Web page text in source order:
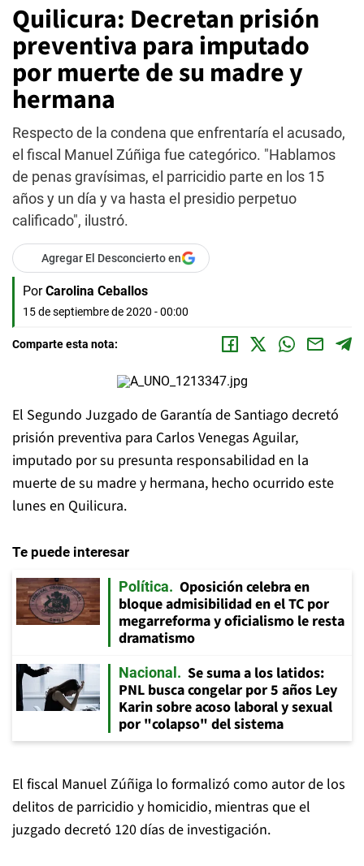
Quilicura: Decretan prisión
preventiva para imputado
por muerte de su madre y
hermana
Respecto de la condena que enfrentaría el acusado,
el fiscal Manuel Zúñiga fue categórico. "Hablamos
de penas gravísimas, el parricidio parte en los 15
años y un día y va hasta el presidio perpetuo
calificado", ilustró.
Agregar El Desconcierto en
Por Carolina Ceballos
15 de septiembre de 2020 - 00:00
Comparte esta nota:
El Segundo Juzgado de Garantía de Santiago decretó
prisión preventiva para Carlos Venegas Aguilar,
imputado por su presunta responsabilidad en la
muerte de su madre y hermana, hecho ocurrido este
lunes en Quilicura.
Te puede interesar
Política
Oposición celebra en
bloque admisibilidad en el TC por
megarreforma y oficialismo le resta
dramatismo
Nacional
Se suma a los latidos:
PNL busca congelar por 5 años Ley
Karin sobre acoso laboral y sexual
por "colapso" del sistema
El fiscal Manuel Zúñiga lo formalizó como autor de los
delitos de parricidio y homicidio, mientras que el
juzgado decretó 120 días de investigación.